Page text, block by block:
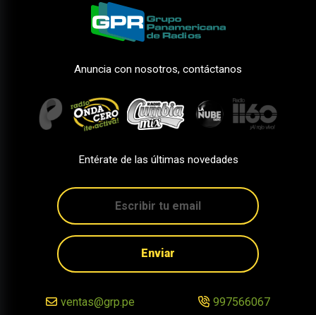
Anuncia con nosotros, contáctanos
Entérate de las últimas novedades
Enviar
ventas@grp.pe 997566067